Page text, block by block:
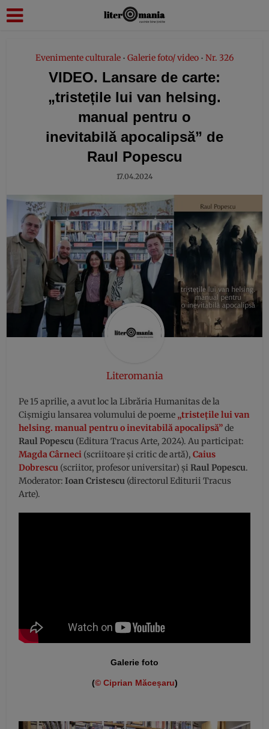
Evenimente culturale • Galerie foto/ video • Nr. 326
VIDEO. Lansare de carte:
„tristețile lui van helsing.
manual pentru o
inevitabilă apocalipsă” de
Raul Popescu
17.04.2024
Literomania
Pe 15 aprilie, a avut loc la Librăria Humanitas de la
Cișmigiu lansarea volumului de poeme „tristețile lui van
helsing. manual pentru o inevitabilă apocalipsă”de
Raul Popescu (Editura Tracus Arte, 2024). Au participat:
Magda Cârneci (scriitoare și critic de artă),Caius
Dobrescu (scriitor, profesor universitar) șiRaul Popescu.
Moderator:Ioan Cristescu (directorul Editurii Tracus
Arte).
Galerie foto
(© Ciprian Măceșaru)
modal-check